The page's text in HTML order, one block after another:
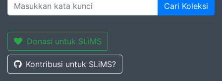
Cari Koleksi
Donasi untuk SLiMS
Kontribusi untuk SLiMS?